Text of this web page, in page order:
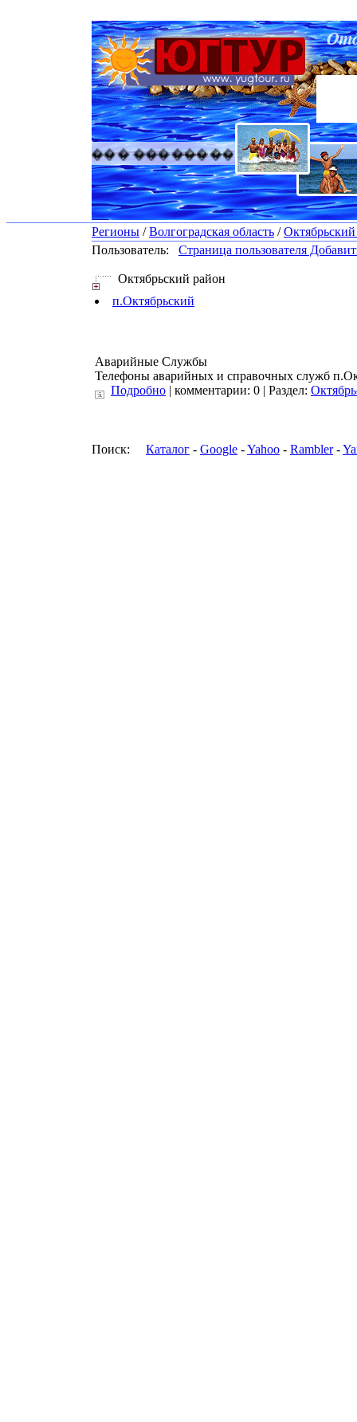
������� �������� �������
Регионы /Волгоградская область /
Пользователь:
Страница пользователя
Октябрьский район
п.Октябрьский
Аварийные Службы
Телефоны аварийных и справочных служб
Подробно | комментарии: 0 | Раздел:
Поиск: Каталог - Google -Yahoo - Rambler-